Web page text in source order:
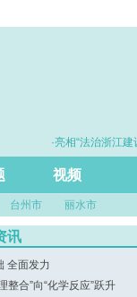
·亮相“法治浙江建
视频
台州市 丽水市
讯
全面发力
整合”向“化学反应”跃升